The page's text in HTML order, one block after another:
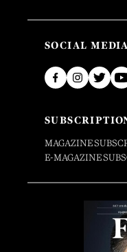
SOCIAL MEDIA
MAGAZINE
E-MAGAZINE